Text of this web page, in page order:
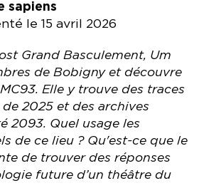
sapiens
le 15 avril 2026
Grand Basculement, Um
de Bobigny et découvre
Elle y trouve des traces
2025 et des archives
2093. Quel usage les
de ce lieu ? Qu'est-ce que le
de trouver des réponses
future d’un théâtre du